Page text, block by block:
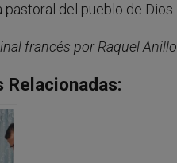
del pueblo de Dios.
francés por Raquel Anillo
Relacionadas: